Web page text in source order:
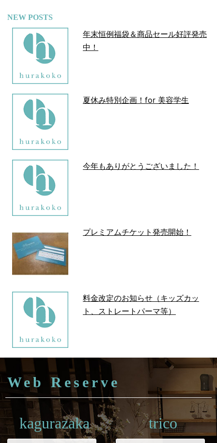
NEW POSTS
年末恒例福袋＆商品セール好評発売
中！
夏休み特別企画！for 美容学生
今年もありがとうございました！
プレミアムチケット発売開始！
料金改定のお知らせ（キッズカッ
ト、ストレートパーマ等）
Web Reserve
kagurazaka trico